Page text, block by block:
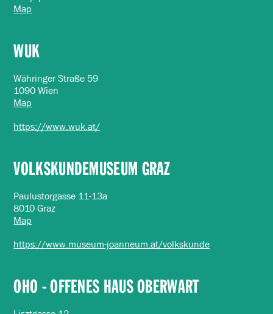
Map
WUK
Währinger Straße 59
1090 Wien
Map
https://www.wuk.at/
VOLKSKUNDEMUSEUM GRAZ
Paulustorgasse 11-13a
8010 Graz
Map
https://www.museum-joanneum.at/volkskunde
OHO - OFFENES HAUS OBERWART